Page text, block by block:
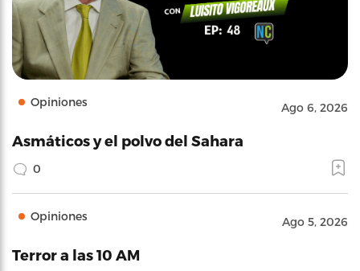
Opiniones Ago 6, 2026
Asmáticos y el polvo del Sahara
0
Opiniones Ago 5, 2026
Terror a las 10 AM